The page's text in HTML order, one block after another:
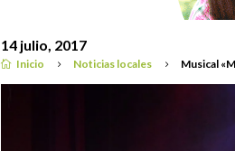
 Inicio 5 Noticias locales 5 Musical
14 julio, 2017